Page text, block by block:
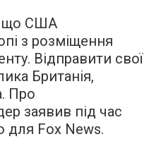
що США
з розміщення
Відправити свої
Британія,
Про
заявив під час
для Fox News.